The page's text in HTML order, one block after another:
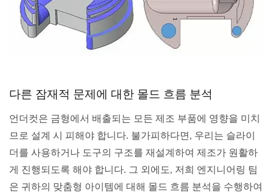
다른 잠재적 문제에 대한 몰드 흐름 분석
언더컷은 금형에서 배출되는 모든 제조 부품에 영향을 미치
므로 설계 시 피해야 합니다. 불가피하다면, 우리는 슬라이
더를 사용하거나 도구의 구조를 재설계하여 제조가 원활하
게 진행되도록 해야 합니다. 그 외에도, 저희 엔지니어링 팀
은 귀하의 맞춤형 아이템에 대해 몰드 흐름 분석을 수행하여